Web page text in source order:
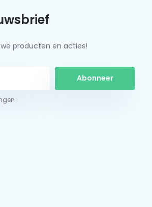
producten en acties!
Abonneer